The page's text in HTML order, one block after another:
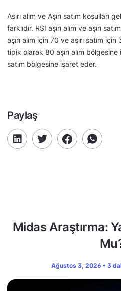
Aşırı alım ve Aşırı satım koşulları
farklıdır. RSI aşırı alım ve aşırı
aşırı alım için 70 ve aşırı satım
tipik olarak 80 aşırı alım bölgesine
satım bölgesine işaret eder.
Paylaş
Midas Araştırma:
Ağustos 3, 2026 • 3